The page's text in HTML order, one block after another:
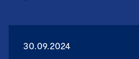
30.09.2024